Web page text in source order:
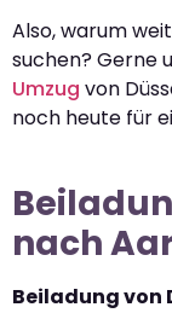
Also, warum
suchen? Gerne
Umzug von
noch heute für
nach
Beiladung von